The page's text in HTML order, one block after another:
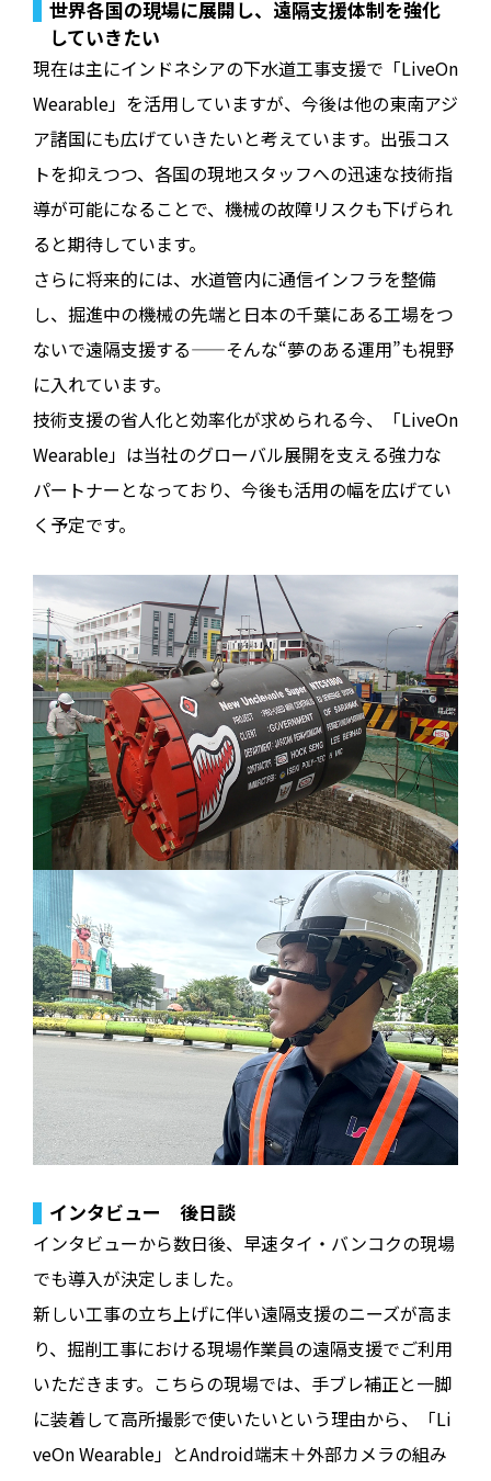
世界各国の現場に展開し、遠隔支援体制を強化
していきたい
現在は主にインドネシアの下水道工事支援で「LiveOn
Wearable」を活用していますが、今後は他の東南アジ
ア諸国にも広げていきたいと考えています。出張コス
トを抑えつつ、各国の現地スタッフへの迅速な技術指
導が可能になることで、機械の故障リスクも下げられ
ると期待しています。
さらに将来的には、水道管内に通信インフラを整備
し、掘進中の機械の先端と日本の千葉にある工場をつ
ないで遠隔支援する——そんな“夢のある運用”も視野
に入れています。
技術支援の省人化と効率化が求められる今、「LiveOn
Wearable」は当社のグローバル展開を支える強力な
パートナーとなっており、今後も活用の幅を広げてい
く予定です。
インタビュー 後日談
インタビューから数日後、早速タイ・バンコクの現場
でも導入が決定しました。
新しい工事の立ち上げに伴い遠隔支援のニーズが高ま
り、掘削工事における現場作業員の遠隔支援でご利用
いただきます。こちらの現場では、手ブレ補正と一脚
に装着して高所撮影で使いたいという理由から、「Li
veOn Wearable」とAndroid端末＋外部カメラの組み